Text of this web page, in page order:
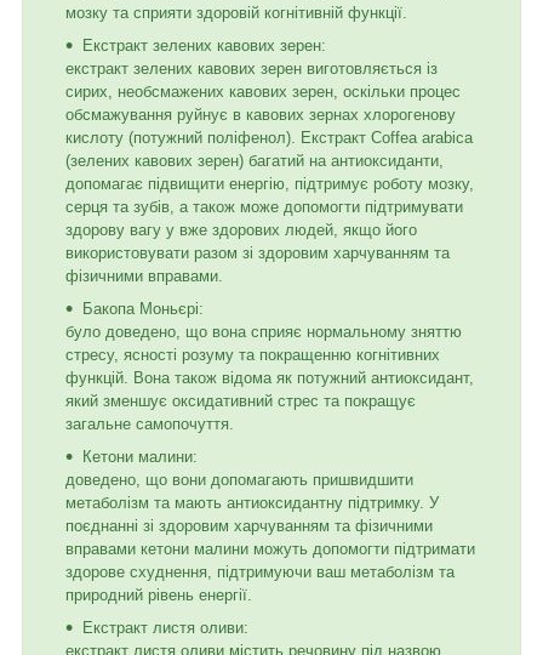
мозку та сприяти здоровій когнітивній функції.
Екстракт зелених кавових зерен:
екстракт зелених кавових зерен виготовляється із
сирих, необсмажених кавових зерен, оскільки процес
обсмажування руйнує в кавових зернах хлорогенову
кислоту (потужний поліфенол). Екстракт Coffea arabica
(зелених кавових зерен) багатий на антиоксиданти,
допомагає підвищити енергію, підтримує роботу мозку,
серця та зубів, а також може допомогти підтримувати
здорову вагу у вже здорових людей, якщо його
використовувати разом зі здоровим харчуванням та
фізичними вправами.
Бакопа Моньєрі:
було доведено, що вона сприяє нормальному зняттю
стресу, ясності розуму та покращенню когнітивних
функцій. Вона також відома як потужний антиоксидант,
який зменшує оксидативний стрес та покращує
загальне самопочуття.
Кетони малини:
доведено, що вони допомагають пришвидшити
метаболізм та мають антиоксидантну підтримку. У
поєднанні зі здоровим харчуванням та фізичними
вправами кетони малини можуть допомогти підтримати
здорове схуднення, підтримуючи ваш метаболізм та
природний рівень енергії.
Екстракт листя оливи:
екстракт листя оливи містить речовину під назвою